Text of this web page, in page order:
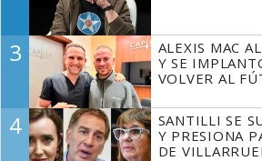
3
ALEXIS MAC
Y SE
VOLVER AL
4
SANTILLI SE
Y PRESIONA
DE